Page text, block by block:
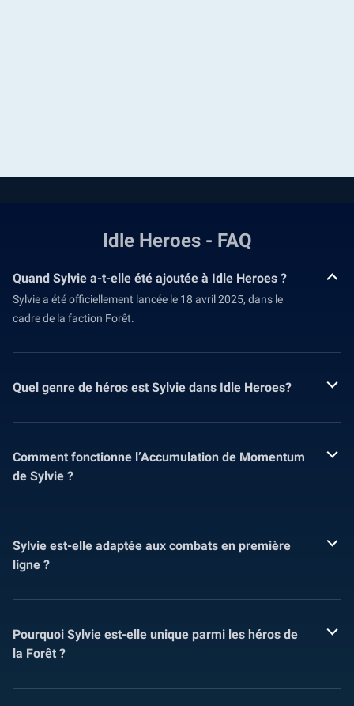
Idle Heroes - FAQ
Quand Sylvie a-t-elle été ajoutée à Idle Heroes ?
Sylvie a été officiellement lancée le 18 avril 2025, dans le
cadre de la faction Forêt.
Quel genre de héros est Sylvie dans Idle Heroes?
Comment fonctionne l’Accumulation de Momentum
de Sylvie ?
Sylvie est-elle adaptée aux combats en première
ligne ?
Pourquoi Sylvie est-elle unique parmi les héros de
la Forêt ?